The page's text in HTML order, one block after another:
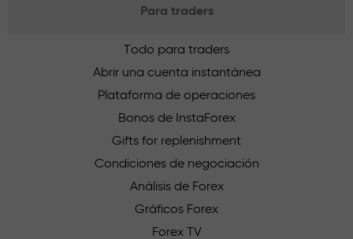
Para traders
Todo para traders
Abrir una cuenta instantánea
Plataforma de operaciones
Bonos de InstaForex
Gifts for replenishment
Condiciones de negociación
Análisis de Forex
Gráficos Forex
Forex TV